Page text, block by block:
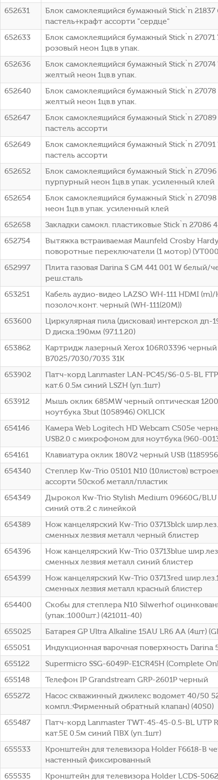
652631
Блок самоклеящийся бумажный Stick`n 21837
пастель+крафт ассорти "сердце"
652633
Блок самоклеящийся бумажный Stick`n
розовый неон 1цв.в упак.
652636
Блок самоклеящийся бумажный Stick`n 27074
желтый неон 1цв.в упак.
652640
Блок самоклеящийся бумажный Stick`n
желтый неон 1цв.в упак.
652647
Блок самоклеящийся бумажный Stick`n
пастель ассорти
652649
Блок самоклеящийся бумажный Stick`n
пастель ассорти
652652
Блок самоклеящийся бумажный Stick`n 27096
пурпурный неон 1цв.в упак. усиленный клей
652654
Блок самоклеящийся бумажный Stick`n
неон 1цв.в упак. усиленный клей
652658
Закладки самокл. пластиковые Stick`n 27086
652754
Вытяжка встраиваемая Maunfeld Crosby
поворотные переключатели (1 мотор)
652997
Плита газовая Darina S GM 441 001 W
реш.сталь
653251
Кабель аудио-видео LAZSO WH-111 HDMI
позолоч.конт. черный (WH-111(20M))
653600
Циркулярная пила (дисковая) интерскол дп-
D диска.:190мм (97.1.1.20)
653862
Картридж лазерный Xerox 106R03396 черный
B7025/7030/7035 31K
653902
Патч-корд Lanmaster LAN-PC45/S6-0.5-BL
кат.6 0.5м синий LSZH (уп.:1шт)
653912
Мышь оклик 685MW черный оптическая
ноутбука 3but (1058946) OKLICK
654146
Камера Web Logitech HD Webcam C505e
USB2.0 с микрофоном для ноутбука (960-
654161
Клавиатура оклик 180V2 черный USB
654340
Степлер Kw-Trio 05101 N10 (10листов)
ассорти 50скоб металл/пластик
654349
Дырокол Kw-Trio Stylish Medium 09660G/BLU
синий отв.:2 с линейкой
654389
Нож канцелярский Kw-Trio 03713blck
сменных лезвия металл черный блистер
654396
Нож канцелярский Kw-Trio 03713blue
сменных лезвия металл синий блистер
654399
Нож канцелярский Kw-Trio 03713red
сменных лезвия металл красный блистер
654400
Скобы для степлера N10 Silwerhof
(упак.:1000шт.) (421011-40)
655025
Батарея GP Ultra Alkaline 15AU LR6 AA (4шт)
655051
Индукционная варочная поверхность Darina
655122
Supermicro SSG-6049P-E1CR45H (Complete
655148
Телефон IP Grandstream GRP-2601P черный
655272
Насос скважинный джилекс водомет 40/50
компл.:Фирменный обратный клапан) (4050)
655487
Патч-корд Lanmaster TWT-45-45-0.5-BL UTP
кат.5E 0.5м синий ПВХ (уп.:1шт)
655533
Кронштейн для телевизора Holder F6618-B
настенный фиксированный
655535
Кронштейн для телевизора Holder LCDS-